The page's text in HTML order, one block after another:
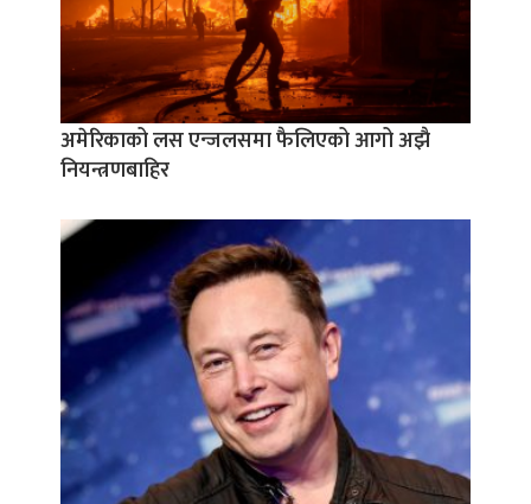
अमेरिकाको लस एन्जलसमा फैलिएको आगो अझै
नियन्त्रणबाहिर